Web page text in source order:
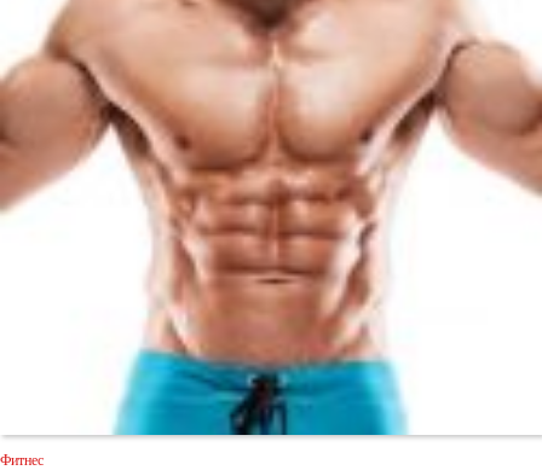
Фитнес